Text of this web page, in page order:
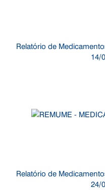
Relatório de
14/
Relatório de
24/